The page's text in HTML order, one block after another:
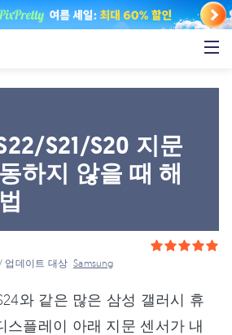
S21/S20 지문
하지 않을 때 해
업데이트 대상Samsung
와 같은 많은 삼성 갤러시 휴
스플레이 아래 지문 센서가 내